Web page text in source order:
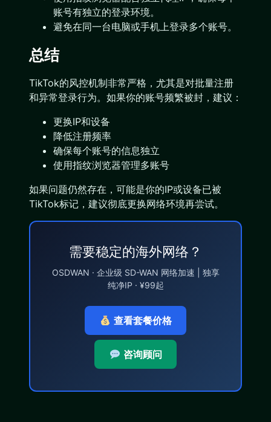
账号有独立的登录环境。
避免在同一台电脑或手机上登录多个账号。
总结
TikTok的风控机制非常严格，尤其是对批量注册
和异常登录行为。如果你的账号频繁被封，建议：
更换IP和设备
降低注册频率
确保每个账号的信息独立
使用指纹浏览器管理多账号
如果问题仍然存在，可能是你的IP或设备已被
TikTok标记，建议彻底更换网络环境再尝试。
需要稳定的海外网络？
OSDWAN · 企业级 SD-WAN 网络加速 | 独享
纯净IP · ¥99起
查看套餐价格
咨询顾问